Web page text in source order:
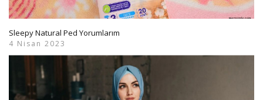
Sleepy Natural Ped Yorumlarım
4 Nisan 2023